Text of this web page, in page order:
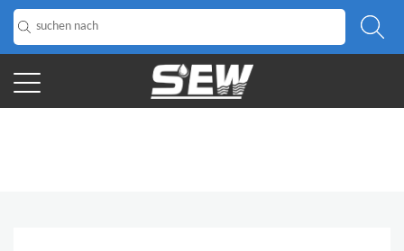
HOME / Produkt
/
Küchenzubehör Edelstahl-Küchenarmatur flexibler Schlauch mit